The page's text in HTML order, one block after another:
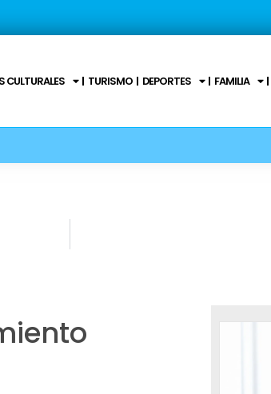
CULTURALES TURISMO DEPORTES FAMILIA